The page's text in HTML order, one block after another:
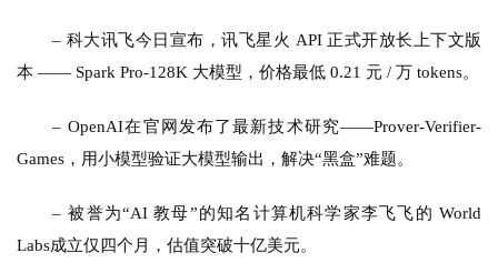
– 科大讯飞今日宣布，讯飞星火 API 正式开放长上下文版
本 —— Spark Pro-128K 大模型，价格最低 0.21 元 / 万 tokens。
– OpenAI在官网发布了最新技术研究——Prover-Verifier-
Games，用小模型验证大模型输出，解决“黑盒”难题。
– 被誉为“AI 教母”的知名计算机科学家李飞飞的 World
Labs成立仅四个月，估值突破十亿美元。